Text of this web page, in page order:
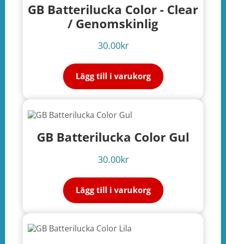
GB Batterilucka Color - Clear
/ Genomskinlig
30.00kr
Lägg till i varukorg
GB Batterilucka Color Gul
30.00kr
Lägg till i varukorg